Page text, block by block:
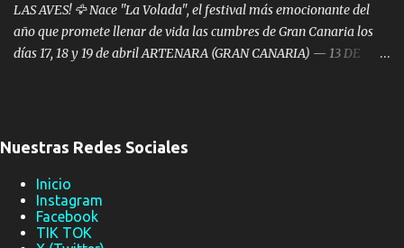
LAS AVES! 🦅 Nace "La Volada", el festival más emocionante del
año que promete llenar de vida las cumbres de Gran Canaria los
días 17, 18 y 19 de abril ARTENARA (GRAN CANARIA) — 13 DE
calendario: del 17 al 19 de abril , el pequeño pero grandioso
Volada" y va a cambiar para siempre la forma en que miramos al
cielo canario. 🌿 EL MOMENTO ES PERFECTO: LA CUMBRE ESTÁ
COMO NUNCA Y si hay un año para celebrar este festival, ese es
Nuestras Redes Sociales
Inicio
Instagram
Facebook
TIK TOK